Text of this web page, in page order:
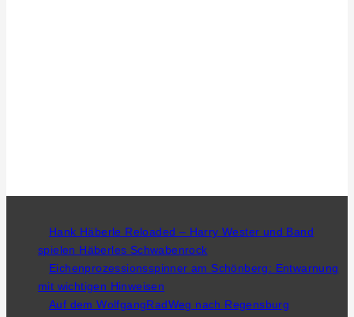
Hank Häberle Reloaded – Harry Wester und Band
spielen Häberles Schwabenrock
Eichenprozessionsspinner am Schönberg: Entwarnung
mit wichtigen Hinweisen
Auf dem WolfgangRadWeg nach Regensburg